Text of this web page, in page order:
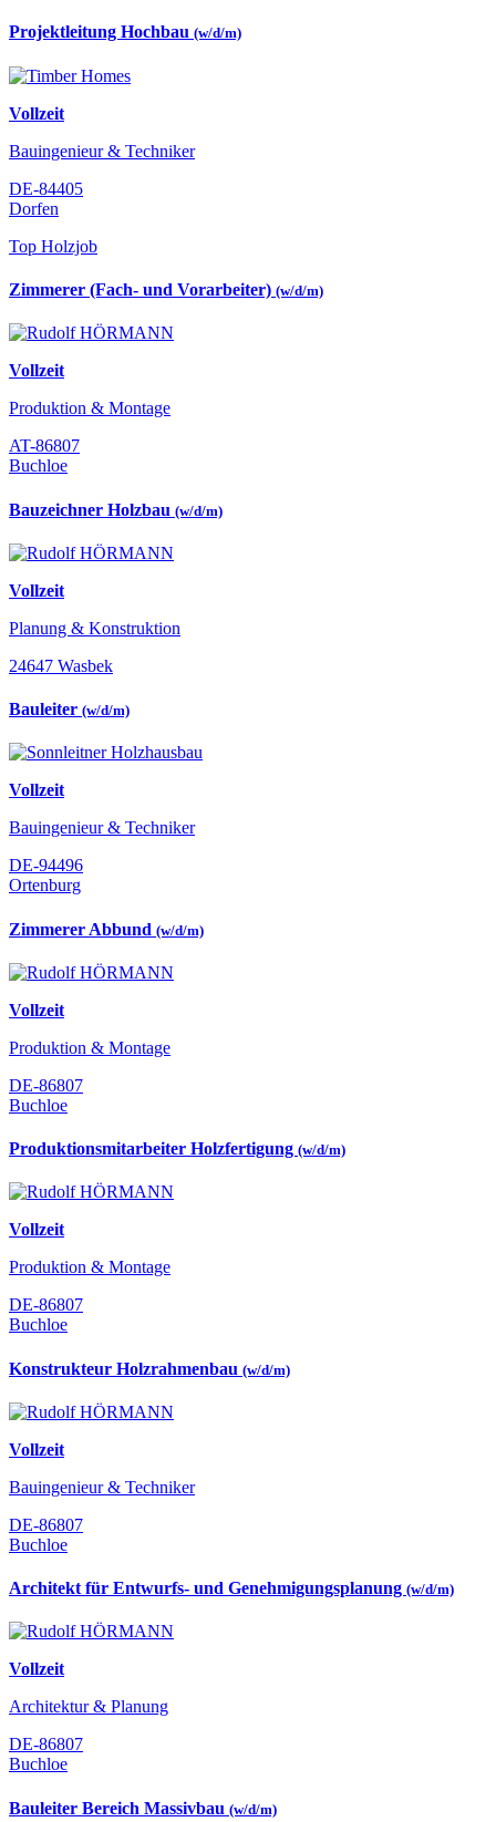
Projektleitung Hochbau (w/d/m)
Vollzeit
Bauingenieur & Techniker
DE-84405
Dorfen
Top Holzjob
Zimmerer (Fach- und Vorarbeiter) (w/d/m)
Vollzeit
Produktion & Montage
AT-86807
Buchloe
Bauzeichner Holzbau (w/d/m)
Vollzeit
Planung & Konstruktion
24647 Wasbek
Bauleiter (w/d/m)
Vollzeit
Bauingenieur & Techniker
DE-94496
Ortenburg
Zimmerer Abbund (w/d/m)
Vollzeit
Produktion & Montage
DE-86807
Buchloe
Produktionsmitarbeiter Holzfertigung (w/d/m)
Vollzeit
Produktion & Montage
DE-86807
Buchloe
Konstrukteur Holzrahmenbau (w/d/m)
Vollzeit
Bauingenieur & Techniker
DE-86807
Buchloe
Architekt für Entwurfs- und Genehmigungsplanung (w/d/m)
Vollzeit
Architektur & Planung
DE-86807
Buchloe
Bauleiter Bereich Massivbau (w/d/m)